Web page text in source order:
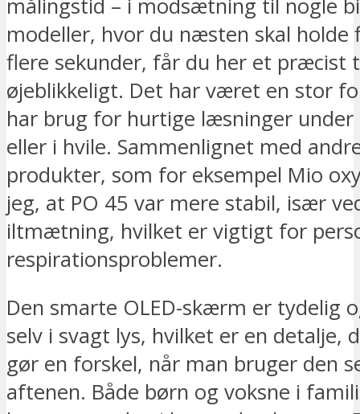
målingstid – i modsætning til nogle
modeller, hvor du næsten skal holde
flere sekunder, får du her et præcist
øjeblikkeligt. Det har været en stor
har brug for hurtige læsninger
eller i hvile. Sammenlignet med
produkter, som for eksempel Mio
jeg, at PO 45 var mere stabil, især
iltmætning, hvilket er vigtigt for
respirationsproblemer.
Den smarte OLED-skærm er tydelig
selv i svagt lys, hvilket er en detalje,
gør en forskel, når man bruger den
aftenen. Både børn og voksne i